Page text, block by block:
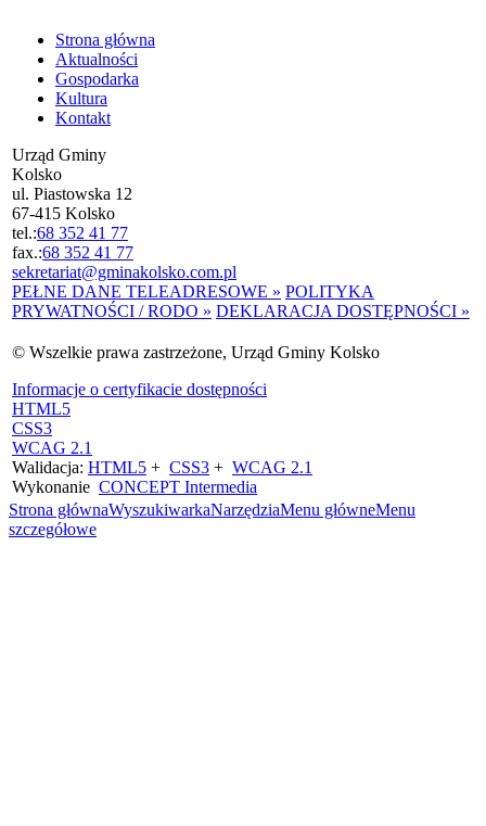
Strona główna
Aktualności
Gospodarka
Kultura
Kontakt
Urząd Gminy
Kolsko
ul. Piastowska 12
67-415 Kolsko
tel.:68 352 41 77
fax.:68 352 41 77
sekretariat@gminakolsko.com.pl
PEŁNE DANE TELEADRESOWE » POLITYKA
PRYWATNOŚCI / RODO » DEKLARACJA DOSTĘPNOŚCI »
© Wszelkie prawa zastrzeżone, Urząd Gminy Kolsko
Informacje o certyfikacie dostępności
HTML5
CSS3
WCAG 2.1
Walidacja: HTML5 + CSS3 + WCAG 2.1
Wykonanie CONCEPT Intermedia
Strona głównaWyszukiwarkaNarzędziaMenu główneMenu
szczegółowe